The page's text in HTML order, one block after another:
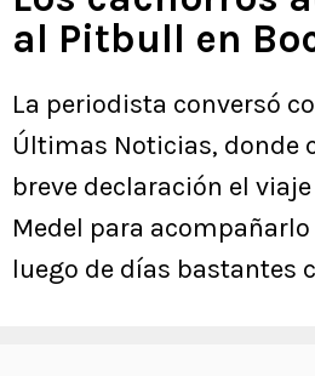
al Pitbull en
La periodista conversó
Últimas Noticias, donde
breve declaración el
Medel para acompañarlo
luego de días bastantes